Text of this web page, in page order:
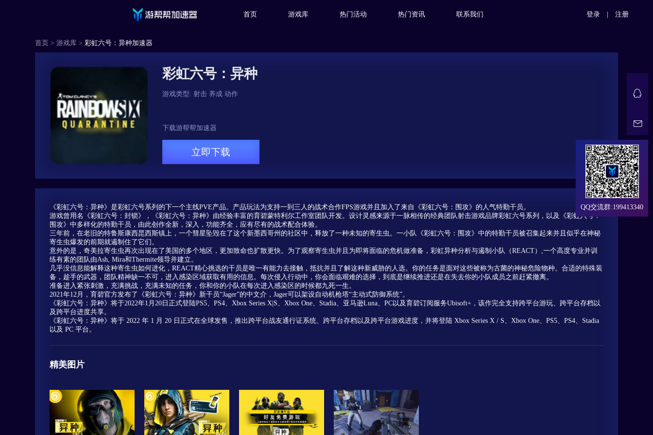
首页 游戏库 热门活动 热门资讯 联系我们 登录 注册
首页 > 游戏库 > 彩虹六号：异种加速器
彩虹六号：异种
游戏类型: 射击 养成 动作
下载游帮帮加速器
立即下载
《彩虹六号：异种》是彩虹六号系列的下一个主线PVE产品。产品玩法为支持一到三人的战术合作FPS游戏并且加入了来自《彩虹六号：围攻》的人气特勤干员。
游戏曾用名《彩虹六号：封锁》，《彩虹六号：异种》由经验丰富的育碧蒙特利尔工作室团队开发。设计灵感来源于一脉相传的经典团队射击游戏品牌彩虹六号系列，以及《彩虹六号：
围攻》中多样化的特勤干员，由此创作全新，深入，功能齐全，应有尽有的战术配合体验。
三年前，在老旧的特鲁斯康西昆西斯镇上，一个彗星坠毁在了这个新墨西哥州的社区中，释放了一种未知的寄生虫。一小队《彩虹六号：围攻》中的特勤干员被召集起来并且似乎在神秘
寄生虫爆发的前期就遏制住了它们。
意外的是，奇美拉寄生虫再次出现在了美国的多个地区，更加致命也扩散更快。为了观察寄生虫并且为即将面临的危机做准备，彩虹异种分析与遏制小队（REACT）,一个高度专业并训
练有素的团队由Ash, Mira和Thermite领导并建立。
几乎没信息能解释这种寄生虫如何进化，REACT精心挑选的干员是唯一有能力去接触，抵抗并且了解这种新威胁的人选。你的任务是面对这些被称为古菌的神秘危险物种。合适的特殊装
备，趁手的武器，团队精神缺一不可，进入感染区域获取有用的信息。每次侵入行动中，你会面临艰难的选择，到底是继续推进还是在失去你的小队成员之前赶紧撤离。
准备进入紧张刺激，充满挑战，充满未知的任务，你和你的小队在每次进入感染区的时候都九死一生。
2021年12月，育碧官方发布了《彩虹六号：异种》新干员“Jager”的中文介，Jager可以架设自动机枪塔“主动式防御系统”。
《彩虹六号：异种》将于2022年1月20日正式登陆PS5、PS4、Xbox Series X|S、Xbox One、Stadia、亚马逊Luna、PC以及育碧订阅服务Ubisoft+，该作完全支持跨平台游玩、跨平台存档以
及跨平台进度共享。
《彩虹六号：异种》将于 2022 年 1 月 20 日正式在全球发售，推出跨平台战友通行证系统、跨平台存档以及跨平台游戏进度，并将登陆 Xbox Series X / S、Xbox One、PS5、PS4、Stadia
以及 PC 平台。
精美图片
QQ交流群:199413340